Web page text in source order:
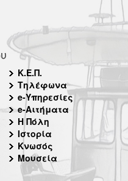
Κ.Ε.Π.
Τηλέφωνα
e-Υπηρεσίες
e-Αιτήματα
Η Πόλη
Ιστορία
Κνωσός
Μουσεία